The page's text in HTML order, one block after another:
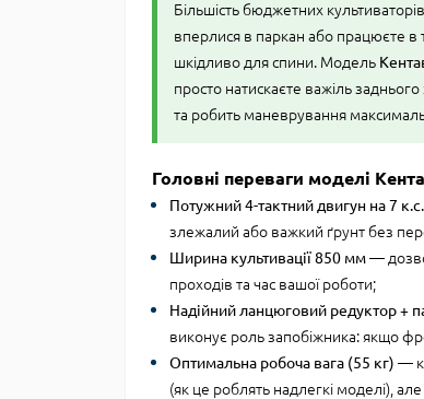
Більшість бюджетних
вперлися в паркан або працюєте в
шкідливо для спини. Модель
просто натискаєте важіль
та робить маневрування
Головні переваги моделі
Потужний 4-тактний двигун на 7
злежалий або важкий ґрунт без
Ширина культивації 850 мм—
проходів та час вашої роботи;
Надійний ланцюговий редуктор +
виконує роль запобіжника: якщо
Оптимальна робоча вага (55 кг) —
(як це роблять надлегкі моделі),